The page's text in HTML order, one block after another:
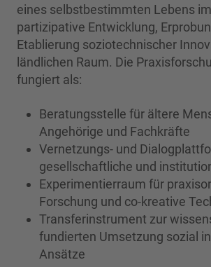
eines selbstbestimmten Lebens
partizipative Entwicklung,
Etablierung soziotechnischer
ländlichen Raum. Die
fungiert als:
Beratungsstelle für ältere
Angehörige und Fachkräfte
Vernetzungs- und
gesellschaftliche und
Experimentierraum für
Forschung und co-kreative
Transferinstrument zur
fundierten Umsetzung sozial
Ansätze